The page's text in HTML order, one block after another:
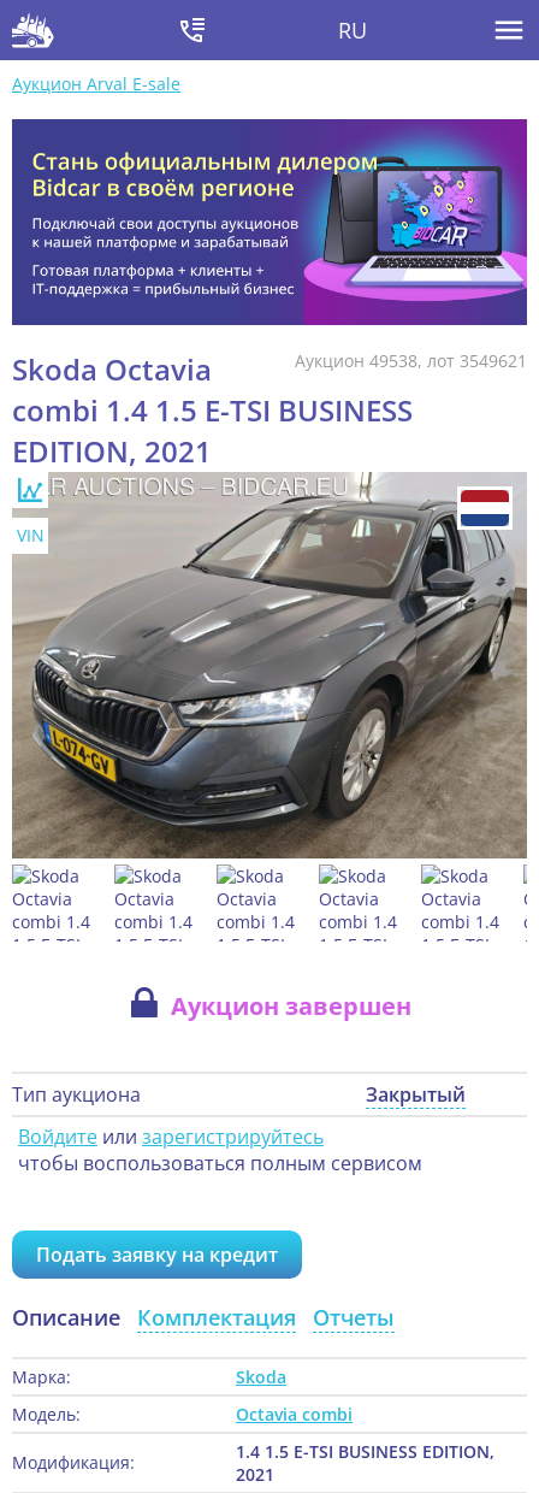
RU
Аукцион Arval E-sale
Аукцион 49538, лот 3549621
Skoda Octavia
combi 1.4 1.5 E-TSI BUSINESS
EDITION, 2021
VIN
Аукцион завершен
Тип аукциона
Закрытый
Войдите или зарегистрируйтесь
чтобы воспользоваться полным сервисом
Подать заявку на кредит
Описание Комплектация Отчеты
Марка:
Skoda
Модель:
Octavia combi
Модификация:
1.4 1.5 E-TSI BUSINESS EDITION,
2021